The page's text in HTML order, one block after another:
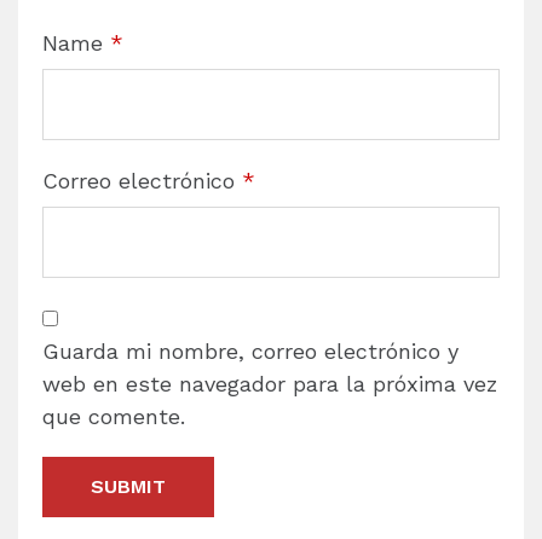
Name *
Correo electrónico *
Guarda mi nombre, correo electrónico y
web en este navegador para la próxima vez
que comente.